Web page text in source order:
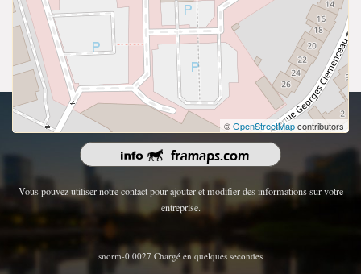
©OpenStreetMapcontributors
droits d'auteur 2026 | Tous les droits sont réservés.
Vous pouvez utiliser notre contact pour ajouter et modifier des informations sur votre
entreprise.
snorm-0.0027 Chargé en quelques secondes